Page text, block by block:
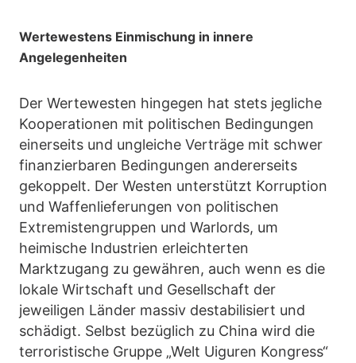
Wertewestens Einmischung in innere
Angelegenheiten
Der Wertewesten hingegen hat stets jegliche
Kooperationen mit politischen Bedingungen
einerseits und ungleiche Verträge mit schwer
finanzierbaren Bedingungen andererseits
gekoppelt. Der Westen unterstützt Korruption
und Waffenlieferungen von politischen
Extremistengruppen und Warlords, um
heimische Industrien erleichterten
Marktzugang zu gewähren, auch wenn es die
lokale Wirtschaft und Gesellschaft der
jeweiligen Länder massiv destabilisiert und
schädigt. Selbst bezüglich zu China wird die
terroristische Gruppe „Welt Uiguren Kongress“